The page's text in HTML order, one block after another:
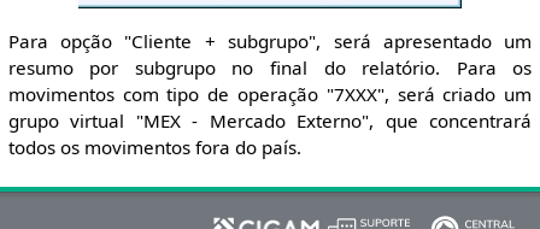
Para opção "Cliente + subgrupo", será apresentado um
resumo por subgrupo no final do relatório. Para os
movimentos com tipo de operação "7XXX", será criado um
grupo virtual "MEX - Mercado Externo", que concentrará
todos os movimentos fora do país.